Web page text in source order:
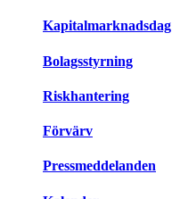
Kapitalmarknadsdag
Bolagsstyrning
Riskhantering
Förvärv
Pressmeddelanden